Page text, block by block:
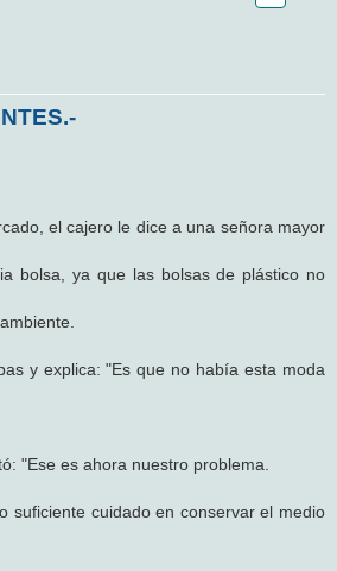
el cajero le dice a una señora mayor
bolsa, ya que las bolsas de plástico no
y explica: "Es que no había esta moda
"Ese es ahora nuestro problema.
suficiente cuidado en conservar el medio